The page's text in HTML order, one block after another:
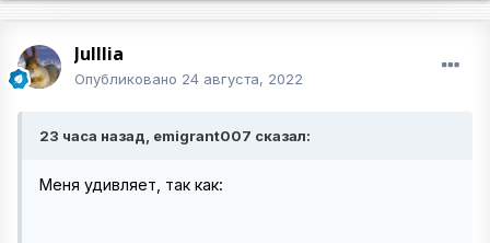
Julllia
Опубликовано 24 августа, 2022
23 часа назад, emigrant007 сказал:
Меня удивляет, так как: